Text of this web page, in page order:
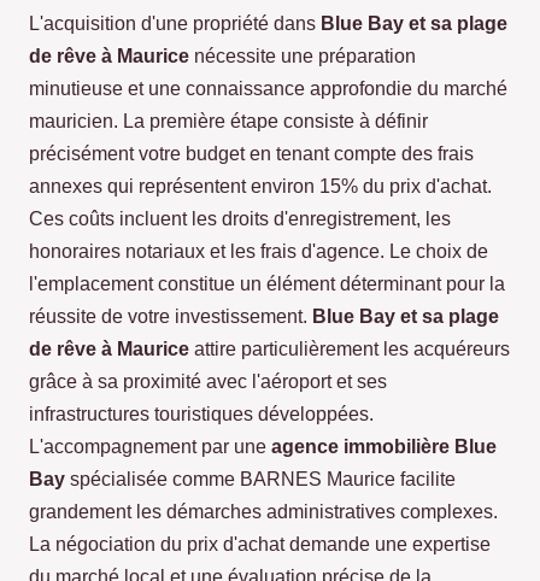
L'acquisition d'une propriété dans Blue Bay et sa plage
de rêve à Maurice nécessite une préparation
minutieuse et une connaissance approfondie du marché
mauricien. La première étape consiste à définir
précisément votre budget en tenant compte des frais
annexes qui représentent environ 15% du prix d'achat.
Ces coûts incluent les droits d'enregistrement, les
honoraires notariaux et les frais d'agence. Le choix de
l'emplacement constitue un élément déterminant pour la
réussite de votre investissement. Blue Bay et sa plage
de rêve à Maurice attire particulièrement les acquéreurs
grâce à sa proximité avec l'aéroport et ses
infrastructures touristiques développées.
L'accompagnement par une agence immobilière Blue
Bay spécialisée comme BARNES Maurice facilite
grandement les démarches administratives complexes.
La négociation du prix d'achat demande une expertise
du marché local et une évaluation précise de la